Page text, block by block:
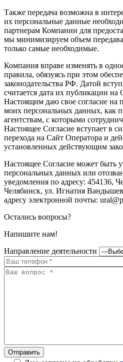
Также передача возможна в
их персональные данные
партнерам Компании для
мы минимизируем объем
только самые необходимые.
Компания вправе изменять в
правила, обязуясь при этом
законодательства РФ. Датой
считается дата их публикации на
Настоящим даю свое согласие на
моих персональных данных, как
агентствам, с которыми
Настоящее Согласие вступает в
перехода на Сайт Оператора и
установленных действующим
Настоящее Согласие может быть
персональных данных или
уведомления по адресу: 454136,
Челябинск, ул. Игнатия
адресу электронной почты:
Остались вопросы?
Напишите нам!
Направление деятельности